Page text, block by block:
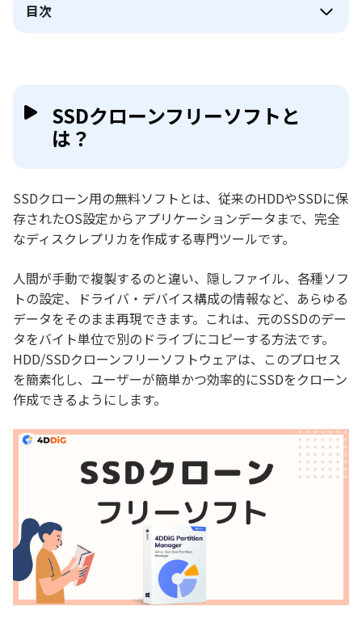
目次
SSDクローンフリーソフトと
は？
SSDクローン用の無料ソフトとは、従来のHDDやSSDに保
存されたOS設定からアプリケーションデータまで、完全
なディスクレプリカを作成する専門ツールです。
人間が手動で複製するのと違い、隠しファイル、各種ソフ
トの設定、ドライバ・デバイス構成の情報など、あらゆる
データをそのまま再現できます。これは、元のSSDのデー
タをバイト単位で別のドライブにコピーする方法です。
HDD/SSDクローンフリーソフトウェアは、このプロセス
を簡素化し、ユーザーが簡単かつ効率的にSSDをクローン
作成できるようにします。